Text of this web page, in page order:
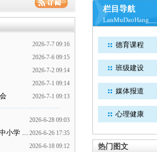
栏目导航
德育课程
班级建设
媒体报道
心理健康
热门图文
2026-7-7 09:16
2026-7-6 09:15
2026-7-2 09:14
2026-7-1 09:14
2026-7-1 09:13
2026-6-28 09:03
2026-6-26 17:35
小学 ...
2026-6-18 09:12